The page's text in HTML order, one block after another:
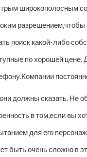
широкополосным
разрешением,чтобы
поиск какой-либо
по хорошей цене.
должны сказать. Не
в том,если вы
для его
быть очень сложно в